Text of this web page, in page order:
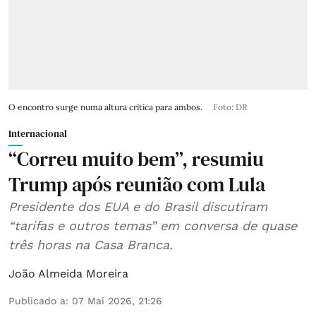
O encontro surge numa altura crítica para ambos. Foto: DR
Internacional
“Correu muito bem”, resumiu
Trump após reunião com Lula
Presidente dos EUA e do Brasil discutiram
“tarifas e outros temas” em conversa de quase
três horas na Casa Branca.
João Almeida Moreira
Publicado a: 07 Mai 2026, 21:26